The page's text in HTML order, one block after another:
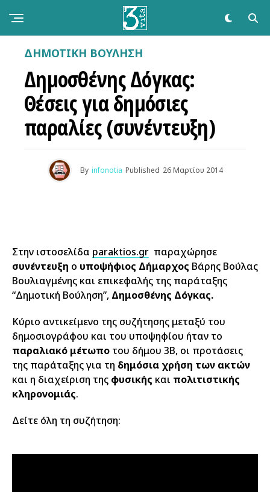
ΔΗΜΟΤΙΚΉ ΒΟΎΛΗΣΗ
Δημοσθένης Δόγκας:
Θέσεις για δημόσιες
παραλίες (συνέντευξη)
By infonotia Published 26 Μαρτίου 2014
Στην ιστοσελίδα paraktios.gr παραχώρησε
συνέντευξη ο υποψήφιος Δήμαρχος Βάρης Βούλας
Βουλιαγμένης και επικεφαλής της παράταξης
“Δημοτική Βούληση”, Δημοσθένης Δόγκας.
Κύριο αντικείμενο της συζήτησης μεταξύ του
δημοσιογράφου και του υποψηφίου ήταν το
παραλιακό μέτωπο του δήμου 3Β, οι προτάσεις
της παράταξης για τη δημόσια χρήση των ακτών
και η διαχείριση της φυσικής και πολιτιστικής
κληρονομιάς.
Δείτε όλη τη συζήτηση: